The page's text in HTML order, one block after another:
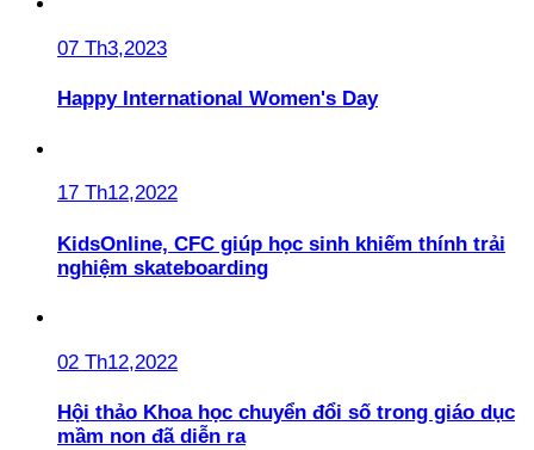
07 Th3,2023
Happy International Women's Day
17 Th12,2022
KidsOnline, CFC giúp học sinh khiếm thính trải
nghiệm skateboarding
02 Th12,2022
Hội thảo Khoa học chuyển đổi số trong giáo dục
mầm non đã diễn ra